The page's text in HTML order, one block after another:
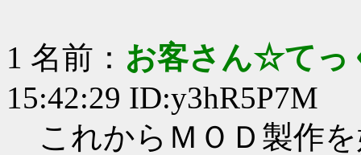
1 名前： お客さん☆てっ
15:42:29 ID:y3hR5P7M
これからＭＯＤ製作